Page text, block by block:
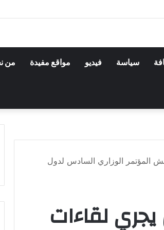
سياسة فيديو مواقع مفيدة من
المؤتمر الوزاري السادس لدول
يجري لقاءات